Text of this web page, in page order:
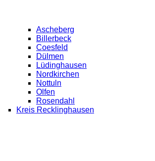
Ascheberg
Billerbeck
Coesfeld
Dülmen
Lüdinghausen
Nordkirchen
Nottuln
Olfen
Rosendahl
Kreis Recklinghausen